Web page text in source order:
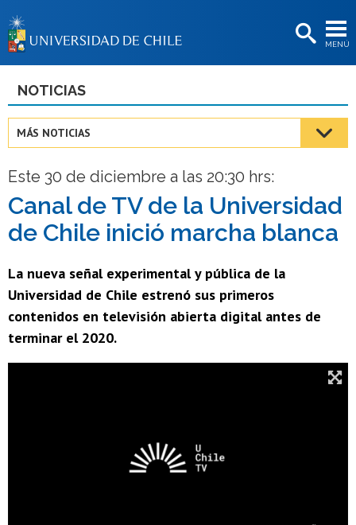
MENÚ
BIBLIOTECAS
Estudiantes
Académicas/os
Funcionarias/os
Egresadas/os
NOTICIAS
MÁS NOTICIAS
Este 30 de diciembre a las 20:30 hrs:
Canal de TV de la Universidad
de Chile inició marcha blanca
La nueva señal experimental y pública de la
Universidad de Chile estrenó sus primeros
contenidos en televisión abierta digital antes de
terminar el 2020.